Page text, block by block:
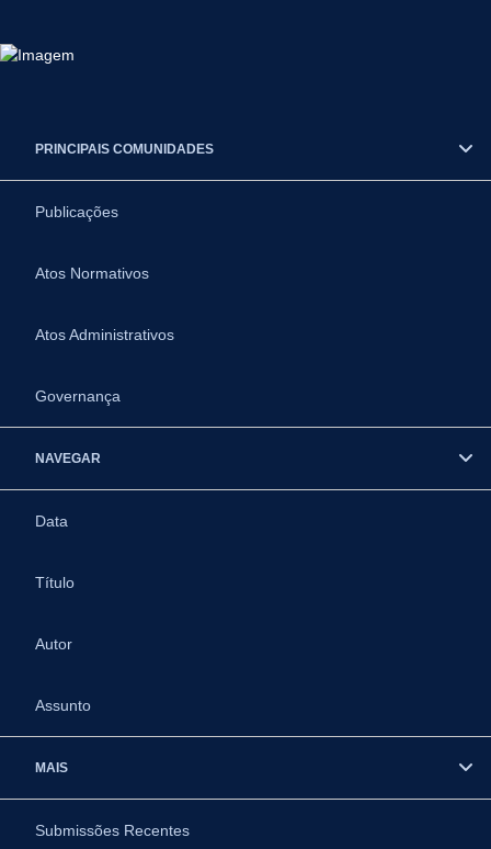
PRINCIPAIS COMUNIDADES
Publicações
Atos Normativos
Atos Administrativos
Governança
NAVEGAR
Data
Título
Autor
Assunto
MAIS
Submissões Recentes